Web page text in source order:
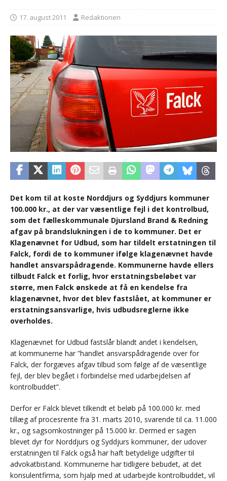
17. august 2011 Redaktionen
Det kom til at koste Norddjurs og Syddjurs kommuner
100.000 kr., at der var væsentlige fejl i det kontrolbud,
som det fælleskommunale Djursland Brand & Redning
afgav på brandslukningen i de to kommuner. Det er
Klagenævnet for Udbud, som har tildelt erstatningen til
Falck, fordi de to kommuner ifølge klagenævnet havde
handlet ansvarspådragende. Kommunerne havde ellers
tilbudt Falck et forlig, hvor erstatningsbeløbet var
større, men Falck ønskede at få en kendelse fra
klagenævnet, hvor det blev fastslået, at kommuner er
erstatningsansvarlige, hvis udbudsreglerne ikke
overholdes.
Klagenævnet for Udbud fastslår blandt andet i kendelsen,
at kommunerne har ”handlet ansvarspådragende over for
Falck, der forgæves afgav tilbud som følge af de væsentlige
fejl, der blev begået i forbindelse med udarbejdelsen af
kontrolbuddet”.
Derfor er Falck blevet tilkendt et beløb på 100.000 kr. med
tillæg af procesrente fra 31. marts 2010, svarende til ca. 11.000
kr., og sagsomkostninger på 15.000 kr. Dermed er sagen
blevet dyr for Norddjurs og Syddjurs kommuner, der udover
erstatningen til Falck også har haft betydelige udgifter til
advokatbistand. Kommunerne har tidligere bebudet, at det
konsulentfirma, som hjalp med at udarbejde kontrolbuddet, vil